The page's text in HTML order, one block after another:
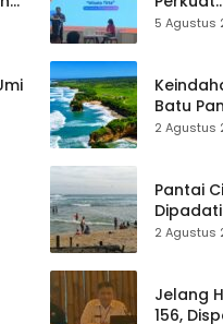
Mitigasi
Teknik
5 Agustus
Batu
Mulai
2 Agustus
Pantai
Dipadati
2 Agustus
Jelang
156,